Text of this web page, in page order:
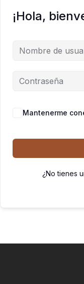
¡Hola,
Mantenerme
¿No tienes